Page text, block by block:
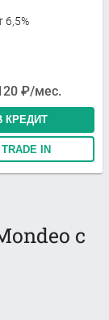
6,5%
₽/мес.
КРЕДИТ
IN
с